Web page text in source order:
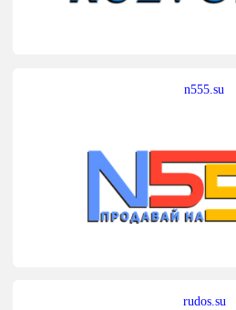
n555.su
rudos.su